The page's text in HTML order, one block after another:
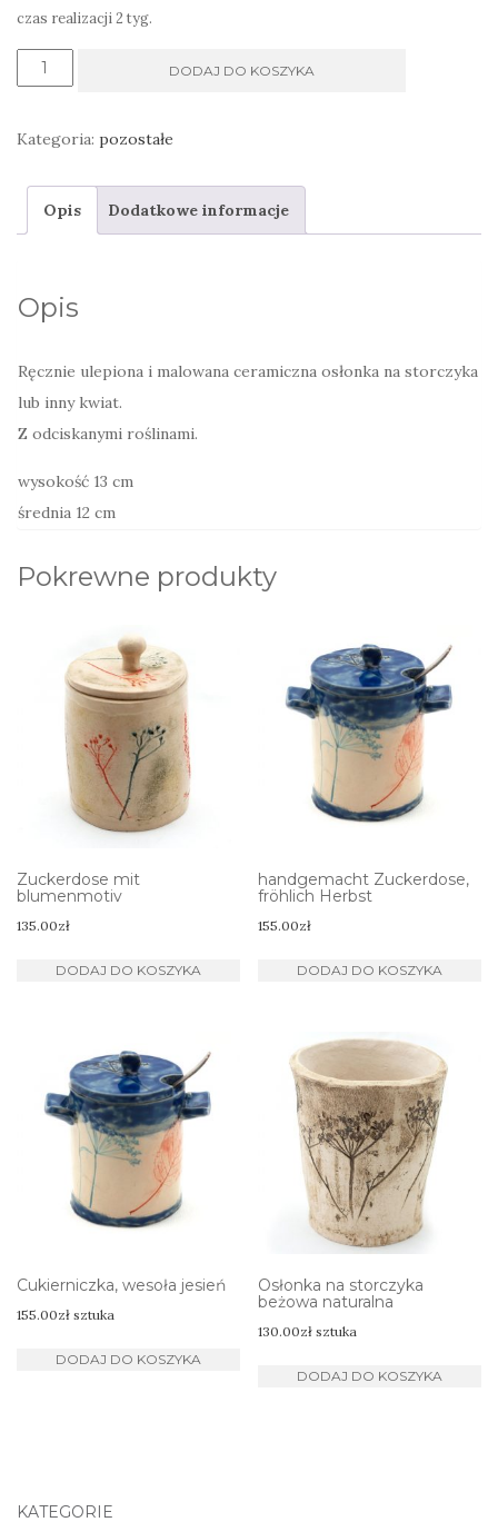
czas realizacji 2 tyg.
ilość
kolorowa
DODAJ DO KOSZYKA
Kategoria: pozostałe
Opis Dodatkowe informacje
Opis
Ręcznie ulepiona i malowana ceramiczna osłonka na storczyka
lub inny kwiat.
Z odciskanymi roślinami.
wysokość 13 cm
średnia 12 cm
Pokrewne produkty
Zuckerdose mit
blumenmotiv
135.00zł
DODAJ DO KOSZYKA
handgemacht Zuckerdose,
fröhlich Herbst
155.00zł
DODAJ DO KOSZYKA
Cukierniczka, wesoła jesień
155.00zł sztuka
DODAJ DO KOSZYKA
Osłonka na storczyka
beżowa naturalna
130.00zł sztuka
DODAJ DO KOSZYKA
KATEGORIE